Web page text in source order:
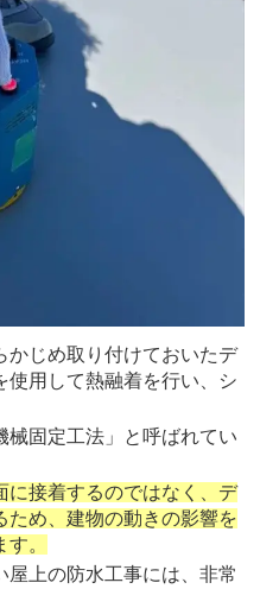
かじめ取り付けておいたデ
使用して熱融着を行い、シ
械固定工法」と呼ばれてい
に接着するのではなく、デ
ため、建物の動きの影響を
。
上の防水工事には、非常